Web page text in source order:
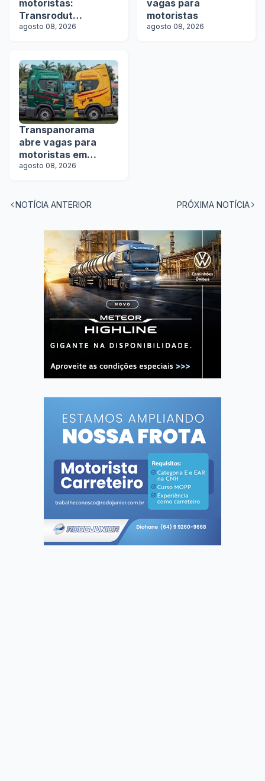
motoristas:
Transrodut
Transportes abre
agosto 08, 2026
vagas para
motoristas
agosto 08, 2026
Transpanorama
abre vagas para
motoristas em
operação com
agosto 08, 2026
NOTÍCIA ANTERIOR PRÓXIMA NOTÍCIA